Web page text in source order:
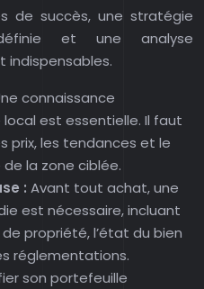
de succès, une stratégie
et une analyse
indispensables.
connaissance
est essentielle. Il faut
prix, les tendances et le
la zone ciblée.
: Avant tout achat, une
est nécessaire, incluant
propriété, l’état du bien
réglementations.
son portefeuille